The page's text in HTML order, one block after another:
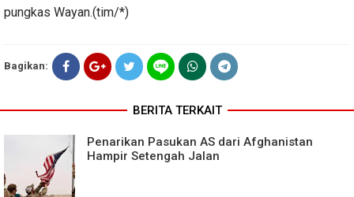
pungkas Wayan.(tim/*)
Bagikan:
BERITA TERKAIT
Penarikan Pasukan AS dari Afghanistan
Hampir Setengah Jalan